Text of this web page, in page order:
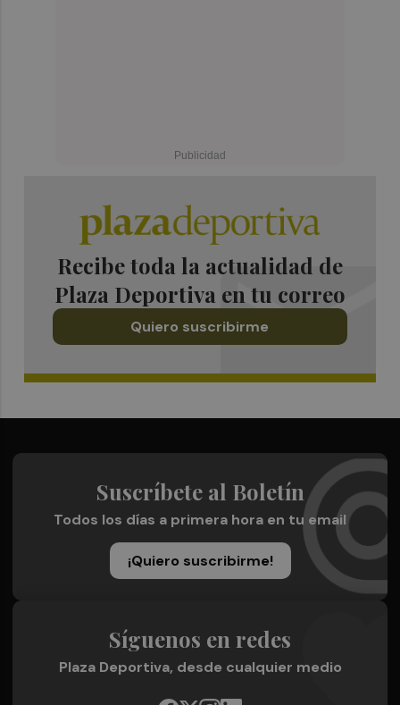
Recibe toda la actualidad de
Plaza Deportiva en tu correo
Quiero suscribirme
Suscríbete al Boletín
Todos los días a primera hora en tu email
¡Quiero suscribirme!
Síguenos en redes
Plaza Deportiva, desde cualquier medio